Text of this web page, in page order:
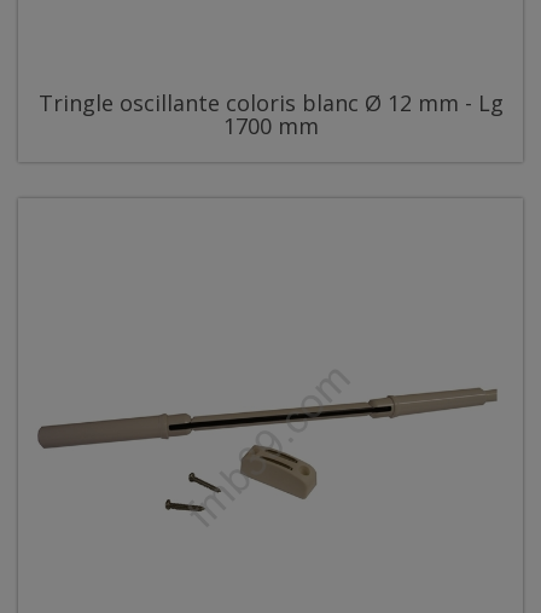
Tringle oscillante coloris blanc Ø 12 mm - Lg
1700 mm